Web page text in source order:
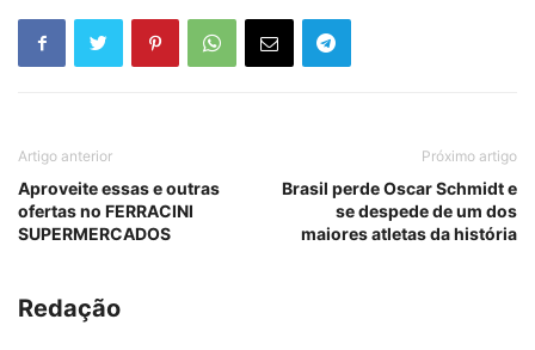
Artigo anterior
Aproveite essas e outras
ofertas no FERRACINI
SUPERMERCADOS
Próximo artigo
Brasil perde Oscar Schmidt e
se despede de um dos
maiores atletas da história
Redação